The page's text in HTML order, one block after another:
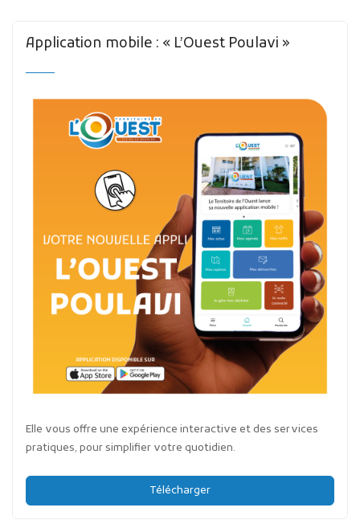
Application mobile : « L’Ouest Poulavi »
Elle vous offre une expérience interactive et des services
pratiques, pour simplifier votre quotidien.
Télécharger